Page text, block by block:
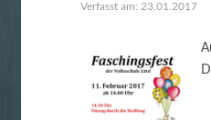
Verfasst am: 23.01.2017